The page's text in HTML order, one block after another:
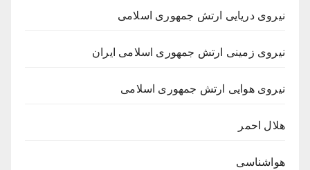
نیروی دریایی ارتش جمهوری اسلامی
نیروی زمینی ارتش جمهوری اسلامی ایران
نیروی هوایی ارتش جمهوری اسلامی
هلال احمر
هواشناسی